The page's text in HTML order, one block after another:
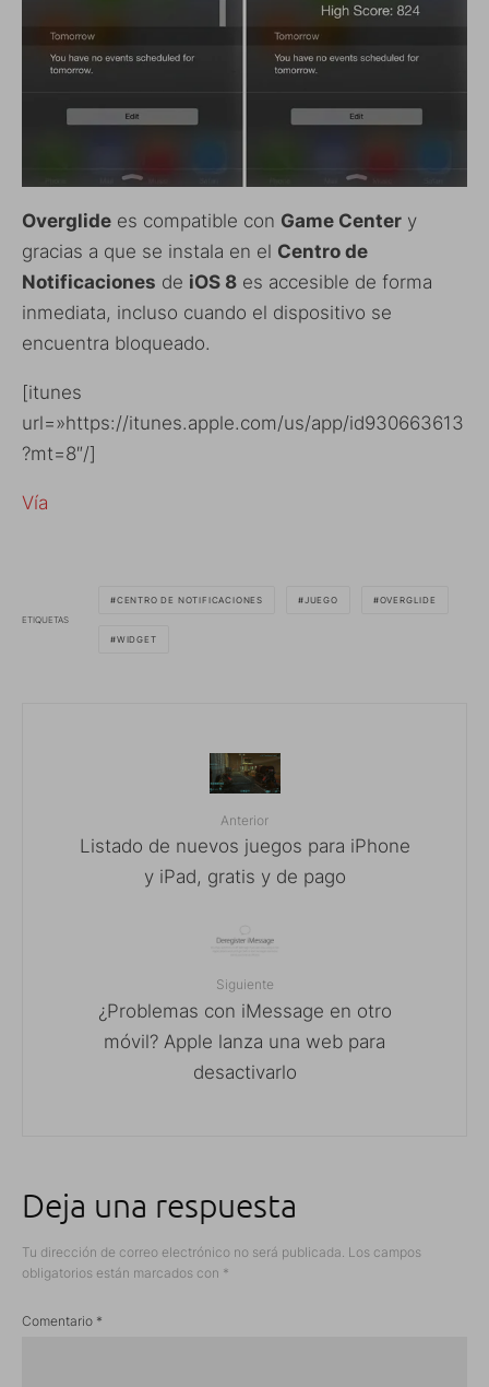
Overglide es compatible con Game Center y
gracias a que se instala en el Centro de
Notificaciones de iOS 8 es accesible de forma
inmediata, incluso cuando el dispositivo se
encuentra bloqueado.
[itunes
url=»https://itunes.apple.com/us/app/id930663613
?mt=8″/]
Vía
ETIQUETAS
CENTRO DE NOTIFICACIONES JUEGO OVERGLIDE
WIDGET
Anterior
Listado de nuevos juegos para iPhone
y iPad, gratis y de pago
Siguiente
¿Problemas con iMessage en otro
móvil? Apple lanza una web para
desactivarlo
Deja una respuesta
Tu dirección de correo electrónico no será publicada. Los campos
obligatorios están marcados con *
Comentario *